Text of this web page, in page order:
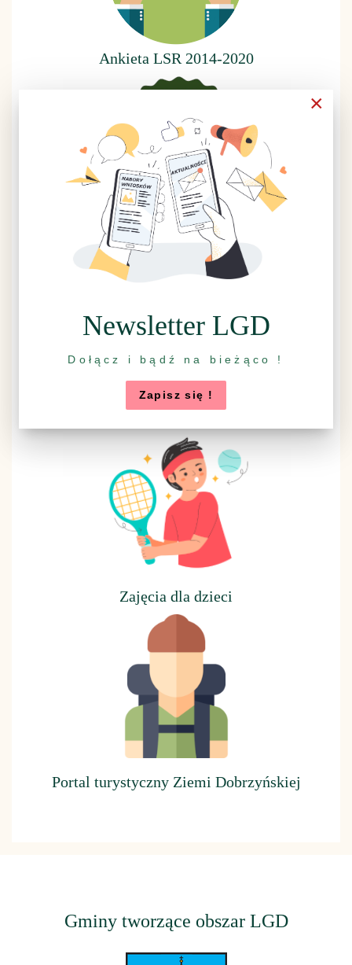
Ankieta LSR 2014-2020
Rzuć wszystko, idź na grzyby
Konsultacje społeczne
Zajęcia dla dzieci
Portal turystyczny Ziemi Dobrzyńskiej
Gminy tworzące obszar LGD
×
Newsletter LGD
Dołącz i bądź na bieżąco !
Zapisz się !